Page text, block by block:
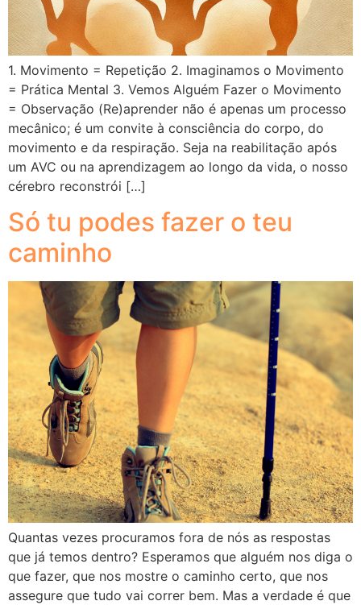
1. Movimento = Repetição 2. Imaginamos o Movimento
= Prática Mental 3. Vemos Alguém Fazer o Movimento
= Observação (Re)aprender não é apenas um processo
mecânico; é um convite à consciência do corpo, do
movimento e da respiração. Seja na reabilitação após
um AVC ou na aprendizagem ao longo da vida, o nosso
cérebro reconstrói […]
Só tu podes fazer o teu
caminho
Quantas vezes procuramos fora de nós as respostas
que já temos dentro? Esperamos que alguém nos diga o
que fazer, que nos mostre o caminho certo, que nos
assegure que tudo vai correr bem. Mas a verdade é que